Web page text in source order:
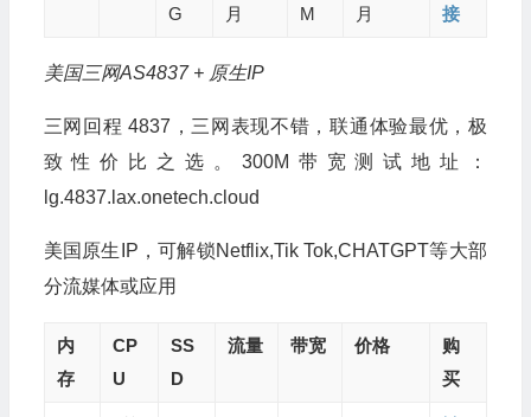
G
月
M
月
接
美国三网AS4837 + 原生IP
三网回程 4837，三网表现不错，联通体验最优，极
致性价比之选。300M带宽测试地址：
lg.4837.lax.onetech.cloud
美国原生IP，可解锁Netflix,Tik Tok,CHATGPT等大部
分流媒体或应用
内
存
CP
U
SS
D
流量 带宽 价格
购
买